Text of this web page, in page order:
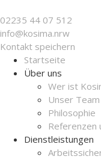
02235 44 07 512
info@ko­sima.nrw
Kontakt speichern
Startseite
Über uns
Wer ist
Unser Team
Philosophie
Referenzen
Dienstleistungen